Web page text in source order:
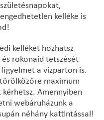
kelléke is
kelléket hozhatsz
rokonaid tetszését
a vízparton is.
maximum
Amennyiben
webáruházunk a
néhány kattintással!